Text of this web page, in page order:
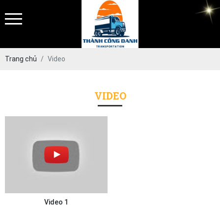
Trang chủ Video
VIDEO
Video 1